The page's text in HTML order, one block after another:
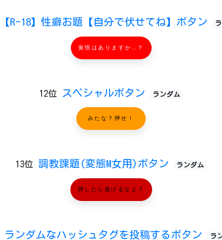
R-18】性癖お題【自分で伏せてね】ボタン
覚悟はありますか…？
12位 スペシャルボタン ランダム
みたな？押せ！
13位 調教課題(変態M女用)ボタン ランダム
押したら逃げるなよ？
ランダムなハッシュタグを投稿するボタン ラ